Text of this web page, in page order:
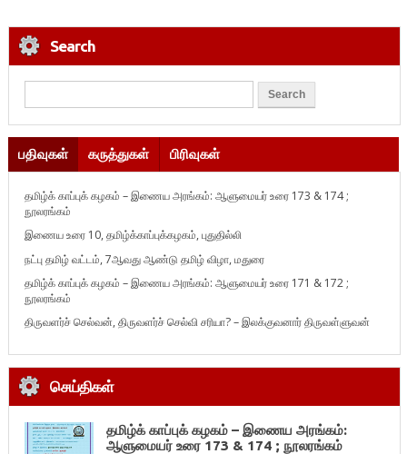
Search
பதிவுகள் கருத்துகள் பிரிவுகள்
தமிழ்க் காப்புக் கழகம் – இணைய அரங்கம்: ஆளுமையர் உரை 173 & 174 ;
நூலரங்கம்
இணைய உரை 10, தமிழ்க்காப்புக்கழகம், புதுதில்லி
நட்பு தமிழ் வட்டம், 7ஆவது ஆண்டு தமிழ் விழா, மதுரை
தமிழ்க் காப்புக் கழகம் – இணைய அரங்கம்: ஆளுமையர் உரை 171 & 172 ;
நூலரங்கம்
திருவளர்ச் செல்வன், திருவளர்ச் செல்வி சரியா? – இலக்குவனார் திருவள்ளுவன்
செய்திகள்
தமிழ்க் காப்புக் கழகம் – இணைய அரங்கம்:
ஆளுமையர் உரை 173 & 174 ; நூலரங்கம்